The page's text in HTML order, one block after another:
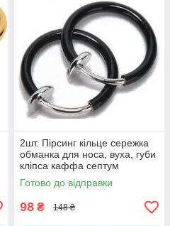
2шт. Пірсинг кільце сережка
обманка для носа, вуха, губи
кліпса каффа септум
(чорний)
Готово до відправки
98 ₴ 148 ₴